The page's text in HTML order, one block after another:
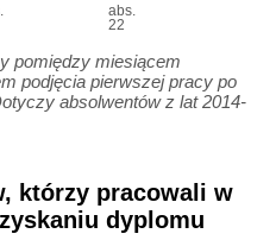
abs.
22
pomiędzy miesiącem
podjęcia pierwszej pracy po
absolwentów z lat 2014-
którzy pracowali w
dyplomu